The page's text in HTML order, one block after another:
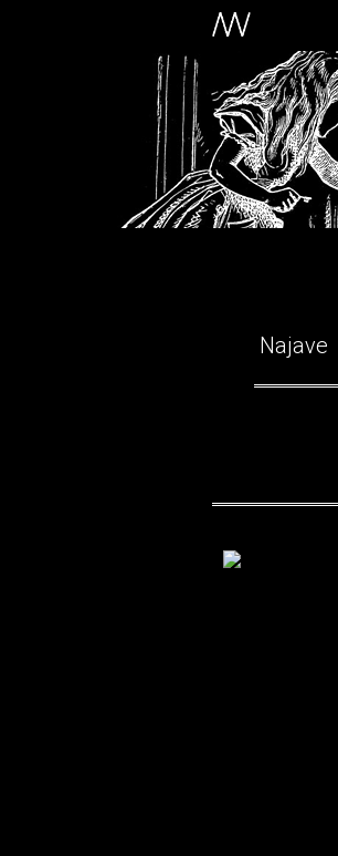
Najave